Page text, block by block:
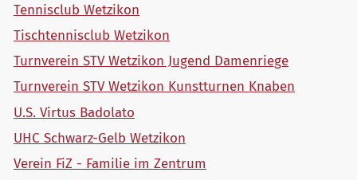
Tennisclub Wetzikon
Tischtennisclub Wetzikon
Turnverein STV Wetzikon Jugend Damenriege
Turnverein STV Wetzikon Kunstturnen Knaben
U.S. Virtus Badolato
UHC Schwarz-Gelb Wetzikon
Verein FiZ - Familie im Zentrum